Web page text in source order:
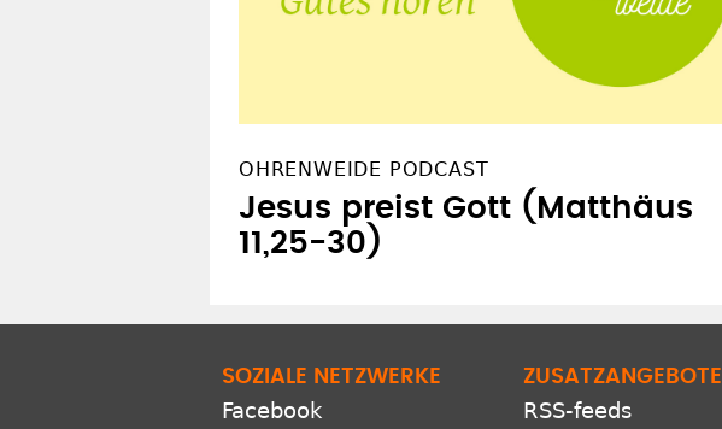
OHRENWEIDE PODCAST
Jesus preist Gott (Matthäus
11,25-30)
SOZIALE NETZWERKE
Facebook
ZUSATZANGEBOTE
RSS-feeds